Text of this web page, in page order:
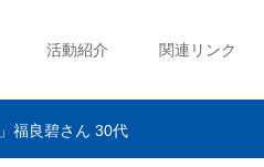
活動紹介 関連リンク
福良碧さん 30代